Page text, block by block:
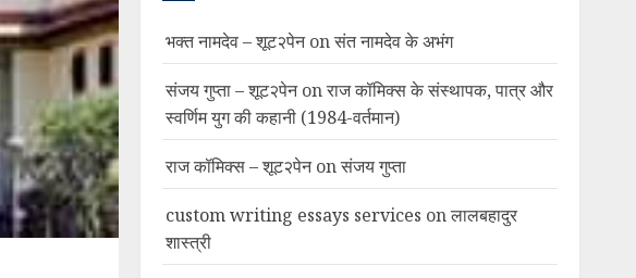
भक्त नामदेव – शूट२पेनonसंत नामदेव के अभंग
संजय गुप्ता – शूट२पेनonराज कॉमिक्स के संस्थापक, पात्र और
स्वर्णिम युग की कहानी (1984-वर्तमान)
राज कॉमिक्स – शूट२पेनonसंजय गुप्ता
custom writing essays services onलालबहादुर
शास्त्री